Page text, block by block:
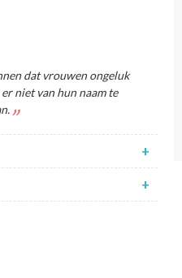
+
+
dat vrouwen ongeluk
niet van hun naam te